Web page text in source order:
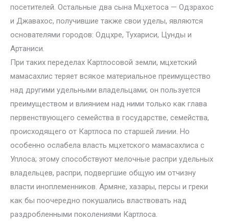
посетителей. Остальные два сына Мцхетоса — Одзрахос
и Джавахос, получившие также свои уделы, являются
основателями городов: Одцхре, Тухариси, Цунды и
Артаниси.
При таких переделах Картлосовой земли, мцхетский
мамасахлис теряет всякое материальное преимущество
над другими удельными владельцами; он пользуется
преимуществом и влиянием над ними только как глава
первенствующего семейства в государстве, семейства,
происходящего от Картлоса по старшей линии. Но
особенно ослабела власть мцхетского мамасахлиса с
Уплоса; этому способствуют мелочные распри удельных
владельцев, распри, подвергшие общую им отчизну
власти иноплеменников. Армяне, хазары, персы и греки
как бы поочередно покушались властвовать над
раздробленными поколениями Картлоса.